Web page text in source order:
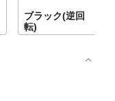
ブラック(逆回
転)